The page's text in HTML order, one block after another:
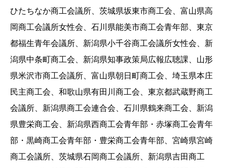
ひたちなか商工会議所、茨城県坂東市商工会、富山県高
岡商工会議所女性会、石川県能美市商工会青年部、東京
都福生青年会議所、新潟県小千谷商工会議所女性会、新
潟県中条町商工会、新潟県知事政策局広報広聴課、山形
県米沢市商工会議所、富山県朝日町商工会、埼玉県本庄
民主商工会、和歌山県有田川商工会、東京都武蔵野商工
会議所、新潟県商工会連合会、石川県鶴来商工会、新潟
県豊栄商工会、新潟県西商工会青年部・赤塚商工会青年
部・黒崎商工会青年部・豊栄商工会青年部、宮崎県宮崎
商工会議所、茨城県石岡商工会議所、新潟県吉田商工